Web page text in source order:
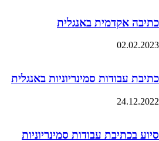
כתיבה אקדמית באנגלית
02.02.2023
כתיבת עבודות סמינריוניות באנגלית
24.12.2022
סיוע בכתיבת עבודות סמינריוניות